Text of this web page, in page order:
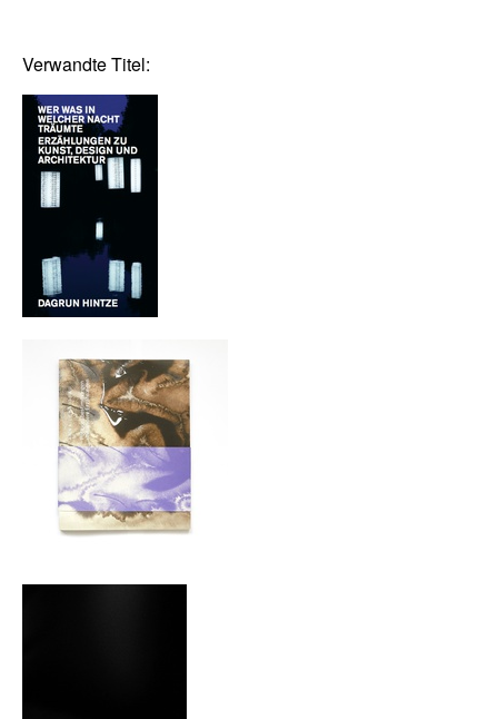
Verwandte Titel: